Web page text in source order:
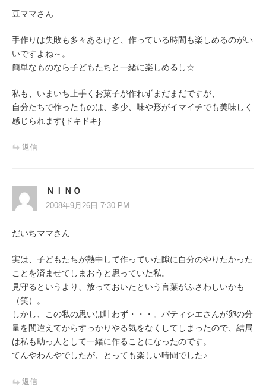
豆ママさん
手作りは失敗も多々あるけど、作っている時間も楽しめるのがい
いですよね～。
簡単なものなら子どもたちと一緒に楽しめるし☆
私も、いまいち上手くお菓子が作れずまだまだですが、
自分たちで作ったものは、多少、味や形がイマイチでも美味しく
感じられます{ドキドキ}
返信
ＮＩＮＯ
2008年9月26日 7:30 PM
だいちママさん
実は、子どもたちが熱中して作っていた隙に自分のやりたかった
ことを済ませてしまおうと思っていた私。
見守るというより、放っておいたという言葉がふさわしいかも
（笑）。
しかし、この私の思いは叶わず・・・。パティシエさんが卵の分
量を間違えてからすっかりやる気をなくしてしまったので、結局
は私も助っ人として一緒に作ることになったのです。
てんやわんやでしたが、とっても楽しい時間でした♪
返信